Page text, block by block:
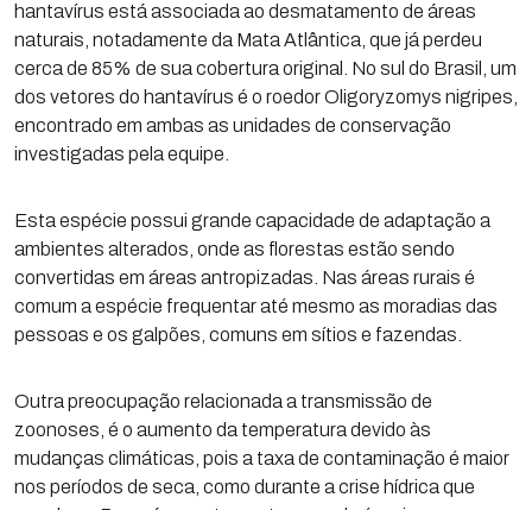
hantavírus está associada ao desmatamento de áreas
naturais, notadamente da Mata Atlântica, que já perdeu
cerca de 85% de sua cobertura original. No sul do Brasil, um
dos vetores do hantavírus é o roedor Oligoryzomys nigripes,
encontrado em ambas as unidades de conservação
investigadas pela equipe.
Esta espécie possui grande capacidade de adaptação a
ambientes alterados, onde as florestas estão sendo
convertidas em áreas antropizadas. Nas áreas rurais é
comum a espécie frequentar até mesmo as moradias das
pessoas e os galpões, comuns em sítios e fazendas.
Outra preocupação relacionada a transmissão de
zoonoses, é o aumento da temperatura devido às
mudanças climáticas, pois a taxa de contaminação é maior
nos períodos de seca, como durante a crise hídrica que